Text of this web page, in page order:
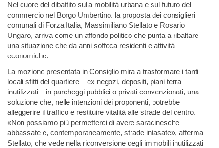
​Nel cuore del dibattito sulla mobilità urbana e sul futuro del
commercio nel Borgo Umbertino, la proposta dei consiglieri
comunali di Forza Italia, Massimiliano Stellato e Rosario
Ungaro, arriva come un affondo politico che punta a ribaltare
una situazione che da anni soffoca residenti e attività
economiche.
La mozione presentata in Consiglio mira a trasformare i tanti
locali sfitti del quartiere – ex negozi, depositi, piani terra
inutilizzati – in parcheggi pubblici o privati convenzionati, una
soluzione che, nelle intenzioni dei proponenti, potrebbe
alleggerire il traffico e restituire vitalità alle strade del centro.
«Non possiamo più permetterci di avere saracinesche
abbassate e, contemporaneamente, strade intasate», afferma
Stellato, che vede nella riconversione degli immobili inutilizzati